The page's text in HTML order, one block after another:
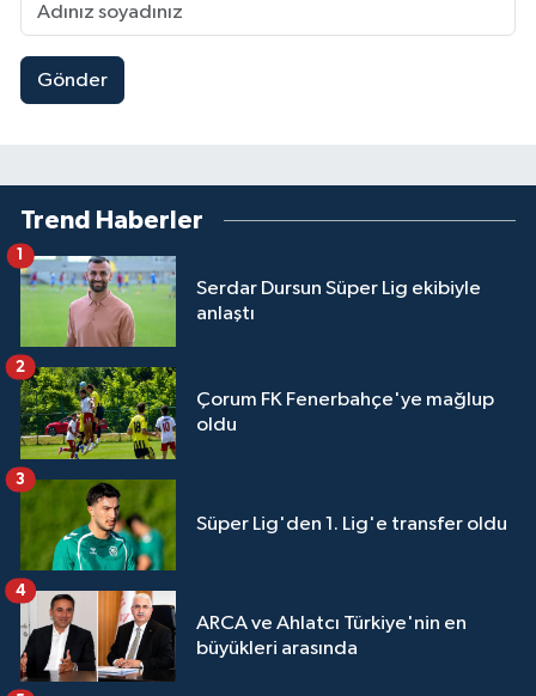
Gönder
Trend Haberler
Serdar Dursun Süper Lig ekibiyle
anlaştı
1
Çorum FK Fenerbahçe'ye mağlup
oldu
2
Süper Lig'den 1. Lig'e transfer oldu
3
ARCA ve Ahlatcı Türkiye'nin en
büyükleri arasında
4